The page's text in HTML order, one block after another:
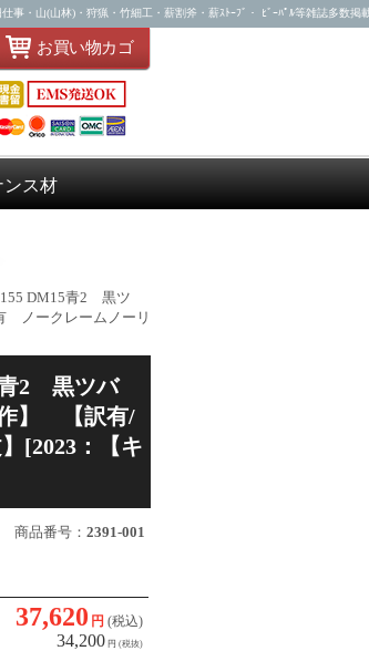
・山(山林)・狩猟・竹細工・薪割斧・薪ｽﾄｰﾌﾞ・ ﾋﾞｰﾊﾟﾙ等雑誌多数掲
お買い物カゴ
ンス材
DM15青2 黒ツ
ノークレームノーリ
青2 黒ツバ
】 【訳有/
[2023：【キ
商品番号： 2391-001
37,620 円 (税込)
34,200 円 (税抜)